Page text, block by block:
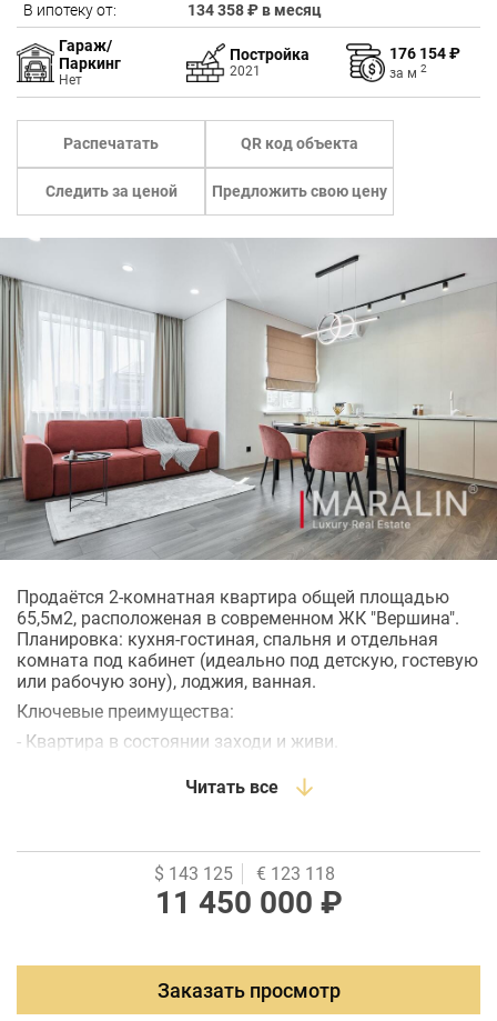
В ипотеку от:
134 358 ₽ в месяц
Гараж/
Паркинг
Нет
Постройка
2021
176 154 ₽
за м 2
Распечатать QR код объекта
Следить за ценой Предложить свою цену
Продаётся 2-комнатная квартира общей площадью
65,5м2, расположеная в современном ЖК "Вершина".
Планировка: кухня-гостиная, спальня и отдельная
комната под кабинет (идеально под детскую, гостевую
или рабочую зону), лоджия, ванная.
Ключевые преимущества:
- Квартира в состоянии заходи и живи.
до мелочей, совмещает эстетику и функциональность.
кабинет (или вторую спальню).
- Лоджия: дополнительное благоустроенное
проекту с использованием качественных материалов.
Помещение очень светлое и просторное благодаря
грамотной планировке.
Читать все
$ 143 125 € 123 118
11 450 000 ₽
Заказать просмотр